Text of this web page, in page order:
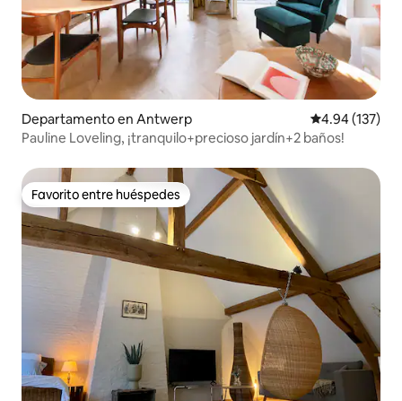
Departamento en Antwerp Calificación
4.94 (137)
Pauline Loveling, ¡tranquilo+precioso jardín+2 baños!
Favorito entre huéspedes
Favorito entre huéspedes